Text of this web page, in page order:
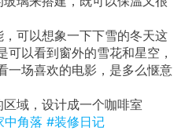
可以想象一下下雪的冬天这
以看到窗外的雪花和星空，
一场喜欢的电影，是多么惬意
域，设计成一个咖啡室
中角落 #装修日记